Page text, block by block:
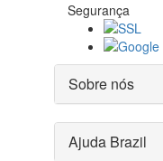
Segurança
Sobre nós
Ajuda Brazil